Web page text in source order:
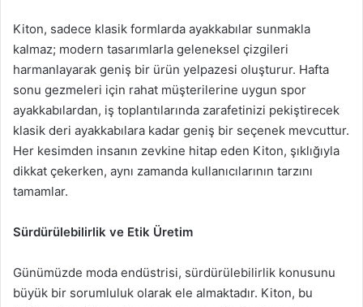
Kiton, sadece klasik formlarda ayakkabılar sunmakla
kalmaz; modern tasarımlarla geleneksel çizgileri
harmanlayarak geniş bir ürün yelpazesi oluşturur. Hafta
sonu gezmeleri için rahat müşterilerine uygun spor
ayakkabılardan, iş toplantılarında zarafetinizi pekiştirecek
klasik deri ayakkabılara kadar geniş bir seçenek mevcuttur.
Her kesimden insanın zevkine hitap eden Kiton, şıklığıyla
dikkat çekerken, aynı zamanda kullanıcılarının tarzını
tamamlar.
Sürdürülebilirlik ve Etik Üretim
Günümüzde moda endüstrisi, sürdürülebilirlik konusunu
büyük bir sorumluluk olarak ele almaktadır. Kiton, bu